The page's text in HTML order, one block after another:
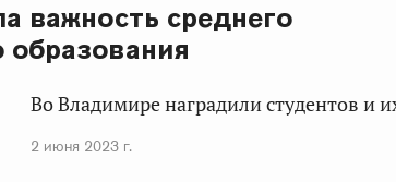
важность среднего
образования
Во Владимире наградили студентов и
2 июня 2023 г.